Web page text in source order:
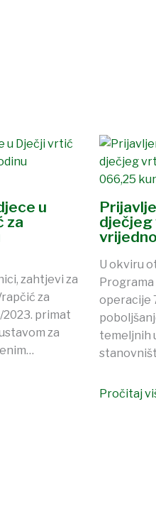
u
za
zahtjevi za
za
2023. primat
za
dječjeg
U okviru
Programa
operacije
temeljnih
Pročitaj